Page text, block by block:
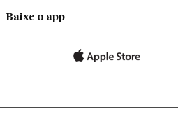
Baixe o app